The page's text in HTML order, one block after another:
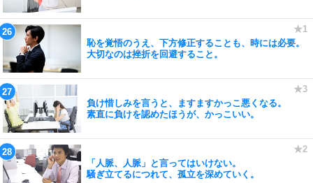
恥を覚悟のうえ、下方修正することも、時には必要。
大切なのは挫折を回避すること。
負け惜しみを言うと、ますますかっこ悪くなる。
素直に負けを認めたほうが、かっこいい。
「人脈、人脈」と言ってはいけない。
騒ぎ立てるにつれて、孤立を深めていく。